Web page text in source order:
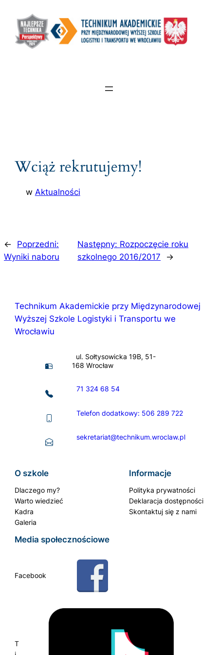
Wciąż rekrutujemy!
w Aktualności
←
Poprzedni:
Wyniki naboru
Następny: Rozpoczęcie roku
szkolnego 2016/2017
→
Technikum Akademickie przy Międzynarodowej
Wyższej Szkole Logistyki i Transportu we
Wrocławiu
ul. Sołtysowicka 19B, 51-
168 Wrocław
71 324 68 54
Telefon dodatkowy: 506 289 722
sekretariat@technikum.wroclaw.pl
O szkole
Dlaczego my?
Warto wiedzieć
Kadra
Galeria
Informacje
Polityka prywatności
Deklaracja dostępności
Skontaktuj się z nami
Media społecznościowe
Facebook
T